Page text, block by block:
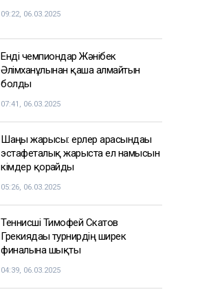
09:22, 06.03.2025
Енді чемпиондар Жәнібек
Әлімханұлынан қаша алмайтын
болды
07:41, 06.03.2025
Шаңғы жарысы: ерлер арасындағы
эстафеталық жарыста ел намысын
кімдер қорғайды
05:26, 06.03.2025
Теннисші Тимофей Скатов
Грекиядағы турнирдің ширек
финалына шықты
04:39, 06.03.2025